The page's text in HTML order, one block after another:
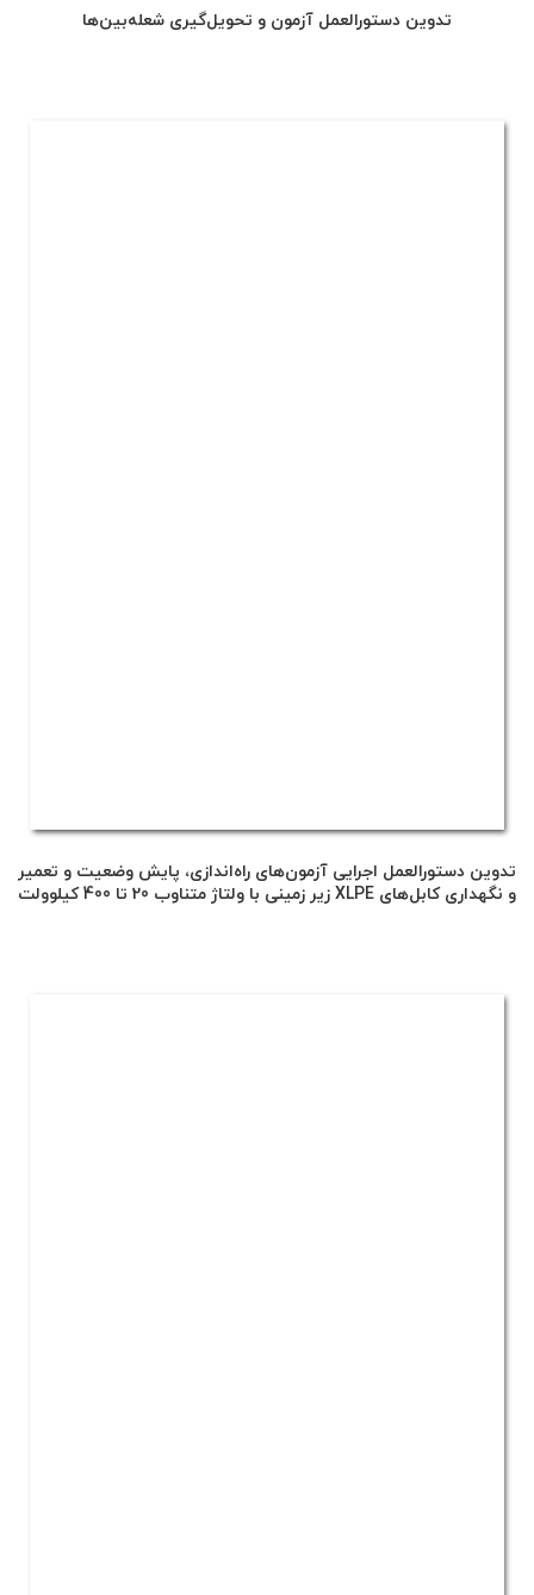
تدوین دستورالعمل آزمون و تحویل‌گیری شعله‌بین‌ها
تدوین دستورالعمل اجرایی آزمون‌های راه‌اندازی، پایش وضعیت و تعمیر
و نگهداری کابل‌های XLPE زیر زمینی با ولتاژ متناوب 20 تا 400 کیلوولت